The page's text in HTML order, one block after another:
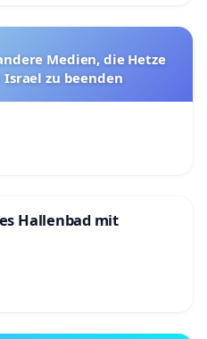
Medien, die Hetze
zu beenden
Hallenbad mit